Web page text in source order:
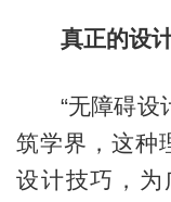
真正的设
“无障碍设
筑学界，这种
设计技巧，为